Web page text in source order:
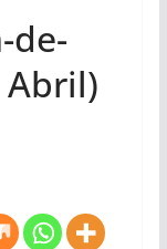
de-
Abril)